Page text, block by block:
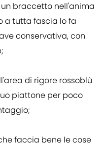
braccetto nell'anima
a tutta fascia lo fa
conservativa, con
di rigore rossoblù
piattone per poco
faccia bene le cose